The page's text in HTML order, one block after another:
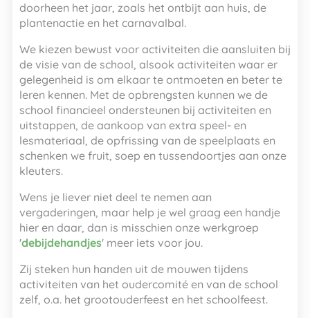
doorheen het jaar, zoals het ontbijt aan huis, de
plantenactie en het carnavalbal.
We kiezen bewust voor activiteiten die aansluiten bij
de visie van de school, alsook activiteiten waar er
gelegenheid is om elkaar te ontmoeten en beter te
leren kennen. Met de opbrengsten kunnen we de
school financieel ondersteunen bij activiteiten en
uitstappen, de aankoop van extra speel- en
lesmateriaal, de opfrissing van de speelplaats en
schenken we fruit, soep en tussendoortjes aan onze
kleuters.
Wens je liever niet deel te nemen aan
vergaderingen, maar help je wel graag een handje
hier en daar, dan is misschien onze werkgroep
'debijdehandjes' meer iets voor jou.
Zij steken hun handen uit de mouwen tijdens
activiteiten van het oudercomité en van de school
zelf, o.a. het grootouderfeest en het schoolfeest.